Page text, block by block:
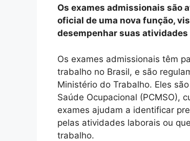
Os exames admissionais são
oficial de uma nova função,
desempenhar suas
Os exames admissionais têm
trabalho no Brasil, e são
Ministério do Trabalho. Eles
Saúde Ocupacional (PCMSO),
exames ajudam a identificar
pelas atividades laborais ou
trabalho.